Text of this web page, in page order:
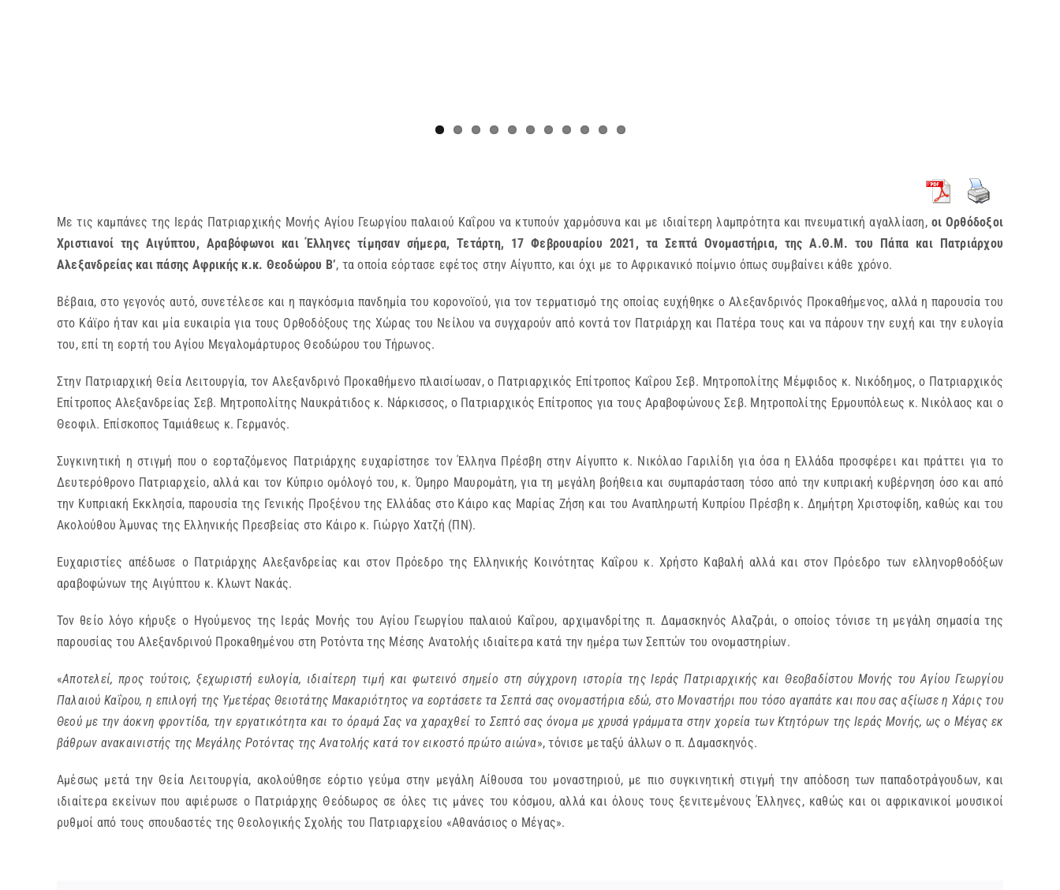
Με τις καμπάνες της Ιεράς Πατριαρχικής Μονής Αγίου Γεωργίου παλαιού Καΐρου να κτυπούν χαρμόσυνα και με ιδιαίτερη λαμπρότητα και πνευματική αγαλλίαση, οι Ορθόδοξοι
Χριστιανοί της Αιγύπτου, Αραβόφωνοι και Έλληνες τίμησαν σήμερα, Τετάρτη, 17 Φεβρουαρίου 2021, τα Σεπτά Ονομαστήρια, της Α.Θ.Μ. του Πάπα και Πατριάρχου
Αλεξανδρείας και πάσης Αφρικής κ.κ. Θεοδώρου Β’, τα οποία εόρτασε εφέτος στην Αίγυπτο, και όχι με το Αφρικανικό ποίμνιο όπως συμβαίνει κάθε χρόνο.
Βέβαια, στο γεγονός αυτό, συνετέλεσε και η παγκόσμια πανδημία του κορονοϊού, για τον τερματισμό της οποίας ευχήθηκε ο Αλεξανδρινός Προκαθήμενος, αλλά η παρουσία του
στο Κάϊρο ήταν και μία ευκαιρία για τους Ορθοδόξους της Χώρας του Νείλου να συγχαρούν από κοντά τον Πατριάρχη και Πατέρα τους και να πάρουν την ευχή και την ευλογία
του, επί τη εορτή του Αγίου Μεγαλομάρτυρος Θεοδώρου του Τήρωνος.
Στην Πατριαρχική Θεία Λειτουργία, τον Αλεξανδρινό Προκαθήμενο πλαισίωσαν, ο Πατριαρχικός Επίτροπος Καΐρου Σεβ. Μητροπολίτης Μέμφιδος κ. Νικόδημος, ο Πατριαρχικός
Επίτροπος Αλεξανδρείας Σεβ. Μητροπολίτης Ναυκράτιδος κ. Νάρκισσος, ο Πατριαρχικός Επίτροπος για τους Αραβοφώνους Σεβ. Μητροπολίτης Ερμουπόλεως κ. Νικόλαος και ο
Θεοφιλ. Επίσκοπος Ταμιάθεως κ. Γερμανός.
Συγκινητική η στιγμή που ο εορταζόμενος Πατριάρχης ευχαρίστησε τον Έλληνα Πρέσβη στην Αίγυπτο κ. Νικόλαο Γαριλίδη για όσα η Ελλάδα προσφέρει και πράττει για το
Δευτερόθρονο Πατριαρχείο, αλλά και τον Κύπριο ομόλογό του, κ. Όμηρο Μαυρομάτη, για τη μεγάλη βοήθεια και συμπαράσταση τόσο από την κυπριακή κυβέρνηση όσο και από
την Κυπριακή Εκκλησία, παρουσία της Γενικής Προξένου της Ελλάδας στο Κάιρο κας Μαρίας Ζήση και του Αναπληρωτή Κυπρίου Πρέσβη κ. Δημήτρη Χριστοφίδη, καθώς και του
Ακολούθου Άμυνας της Ελληνικής Πρεσβείας στο Κάιρο κ. Γιώργο Χατζή (ΠΝ).
Ευχαριστίες απέδωσε ο Πατριάρχης Αλεξανδρείας και στον Πρόεδρο της Ελληνικής Κοινότητας Καΐρου κ. Χρήστο Καβαλή αλλά και στον Πρόεδρο των ελληνορθοδόξων
αραβοφώνων της Αιγύπτου κ. Κλωντ Νακάς.
Τον θείο λόγο κήρυξε ο Ηγούμενος της Ιεράς Μονής του Αγίου Γεωργίου παλαιού Καΐρου, αρχιμανδρίτης π. Δαμασκηνός Αλαζράι, ο οποίος τόνισε τη μεγάλη σημασία της
παρουσίας του Αλεξανδρινού Προκαθημένου στη Ροτόντα της Μέσης Ανατολής ιδιαίτερα κατά την ημέρα των Σεπτών του ονομαστηρίων.
«Αποτελεί, προς τούτοις, ξεχωριστή ευλογία, ιδιαίτερη τιμή και φωτεινό σημείο στη σύγχρονη ιστορία της Ιεράς Πατριαρχικής και Θεοβαδίστου Μονής του Αγίου Γεωργίου
Παλαιού Καΐρου, η επιλογή της Υμετέρας Θειοτάτης Μακαριότητος να εορτάσετε τα Σεπτά σας ονομαστήρια εδώ, στο Μοναστήρι που τόσο αγαπάτε και που σας αξίωσε η Χάρις του
Θεού με την άοκνη φροντίδα, την εργατικότητα και το όραμά Σας να χαραχθεί το Σεπτό σας όνομα με χρυσά γράμματα στην χορεία των Κτητόρων της Ιεράς Μονής, ως ο Μέγας εκ
βάθρων ανακαινιστής της Μεγάλης Ροτόντας της Ανατολής κατά τον εικοστό πρώτο αιώνα», τόνισε μεταξύ άλλων ο π. Δαμασκηνός.
Αμέσως μετά την Θεία Λειτουργία, ακολούθησε εόρτιο γεύμα στην μεγάλη Αίθουσα του μοναστηριού, με πιο συγκινητική στιγμή την απόδοση των παπαδοτράγουδων, και
ιδιαίτερα εκείνων που αφιέρωσε ο Πατριάρχης Θεόδωρος σε όλες τις μάνες του κόσμου, αλλά και όλους τους ξενιτεμένους Έλληνες, καθώς και οι αφρικανικοί μουσικοί
ρυθμοί από τους σπουδαστές της Θεολογικής Σχολής του Πατριαρχείου «Αθανάσιος ο Μέγας».